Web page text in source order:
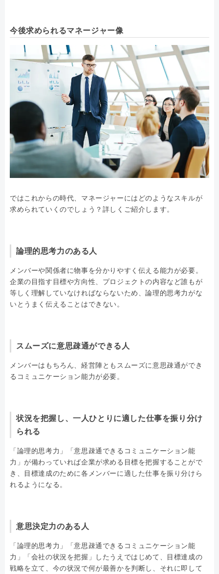
今後求められるマネージャー像
ではこれからの時代、マネージャーにはどのようなスキルが
求められていくのでしょう？詳しくご紹介します。
論理的思考力のある人
メンバーや関係者に物事を分かりやすく伝える能力が必要。
企業の目指す目標や方向性、プロジェクトの内容など誰もが
等しく理解していなければならないため、論理的思考力がな
いとうまく伝えることはできない。
スムーズに意思疎通ができる人
メンバーはもちろん、経営陣ともスムーズに意思疎通ができ
るコミュニケーション能力が必要。
状況を把握し、一人ひとりに適した仕事を振り分け
られる
「論理的思考力」「意思疎通できるコミュニケーション能
力」が備わっていれば企業が求める目標を把握することがで
き、目標達成のために各メンバーに適した仕事を振り分けら
れるようになる。
意思決定力のある人
「論理的思考力」「意思疎通できるコミュニケーション能
力」「会社の状況を把握」したうえではじめて、目標達成の
戦略を立て、今の状況で何が最善かを判断し、それに即して